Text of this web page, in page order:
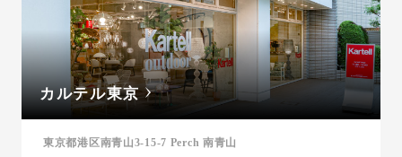
カルテル東京
東京都港区南青山3-15-7 Perch 南青山